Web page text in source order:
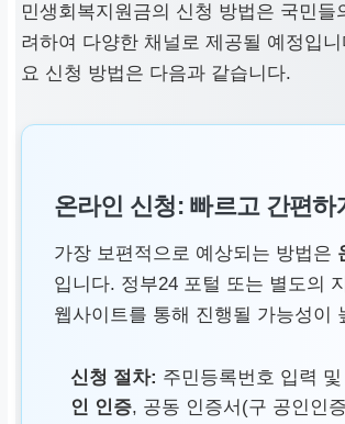
민생회복지원금의 신청 방법은 국민들
려하여 다양한 채널로 제공될 예정입
요 신청 방법은 다음과 같습니다.
온라인 신청: 빠르고 간편하
가장 보편적으로 예상되는 방법은
입니다. 정부24포털 또는 별도의
웹사이트를 통해 진행될 가능성이
신청 절차: 주민등록번호 입력 및
인 인증, 공동 인증서(구 공인인